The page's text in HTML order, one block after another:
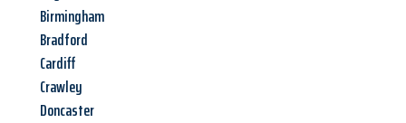
Birmingham
Bradford
Cardiff
Crawley
Doncaster